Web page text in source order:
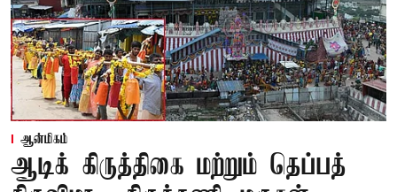
ஆன்மிகம்
ஆடிக் கிருத்திகை மற்றும் தெப்பத்